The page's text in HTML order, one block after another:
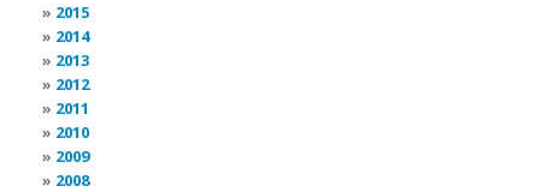
2015
2014
2013
2012
2011
2010
2009
2008